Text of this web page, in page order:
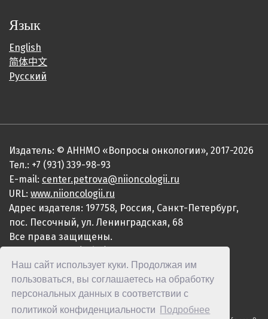
Наш сайт использует куки. Продолжая им
пользоваться, вы соглашаетесь на обработку
персональных данных в соответствии с
политикой конфиденциальности
Подробнее
Язык
English
简体中文
Русский
Издатель: © АННМО «Вопросы онкологии», 2017-2026
Тел.: +7 (931) 339-98-93
E-mail: center.petrova@niioncologii.ru
URL: www.niioncologii.ru
Адрес издателя: 197758, Россия, Санкт-Петербург,
пос. Песочный, ул. Ленинградская, 68
Все права защищены.
ISSN 2949-4915 (Online)